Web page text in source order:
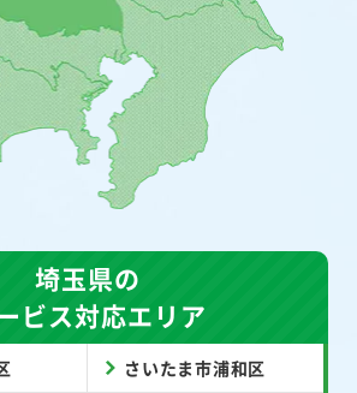
埼玉県の
ビス対応エリア
さいたま市浦和区